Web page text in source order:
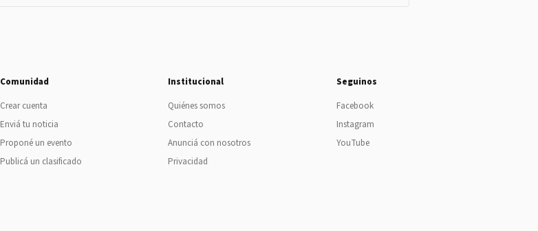
Comunidad
Crear cuenta
Enviá tu noticia
Proponé un evento
Publicá un clasificado
Institucional
Quiénes somos
Contacto
Anunciá con nosotros
Privacidad
Seguinos
Facebook
Instagram
YouTube